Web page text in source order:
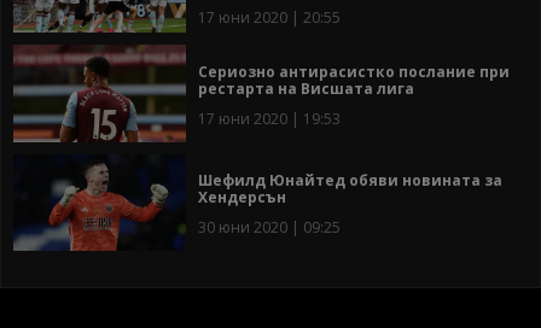
17 юни 2020 | 20:55
Сериозно антирасистко послание при
рестарта на Висшата лига
17 юни 2020 | 19:53
Шефилд Юнайтед обяви новината за
Хендерсън
30 юни 2020 | 09:25